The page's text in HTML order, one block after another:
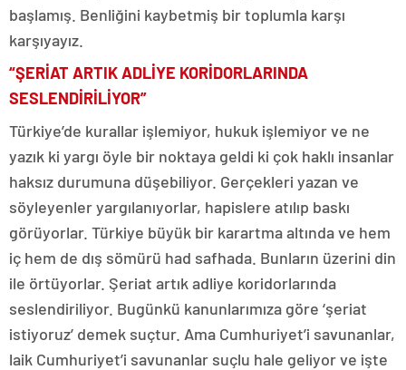
başlamış. Benliğini kaybetmiş bir toplumla karşı
karşıyayız.
“ŞERİAT ARTIK ADLİYE KORİDORLARINDA
SESLENDİRİLİYOR”
Türkiye’de kurallar işlemiyor, hukuk işlemiyor ve ne
yazık ki yargı öyle bir noktaya geldi ki çok haklı insanlar
haksız durumuna düşebiliyor. Gerçekleri yazan ve
söyleyenler yargılanıyorlar, hapislere atılıp baskı
görüyorlar. Türkiye büyük bir karartma altında ve hem
iç hem de dış sömürü had safhada. Bunların üzerini din
ile örtüyorlar. Şeriat artık adliye koridorlarında
seslendiriliyor. Bugünkü kanunlarımıza göre ‘şeriat
istiyoruz’ demek suçtur. Ama Cumhuriyet’i savunanlar,
laik Cumhuriyet’i savunanlar suçlu hale geliyor ve işte